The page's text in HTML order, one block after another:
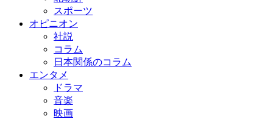
スポーツ
オピニオン
社説
コラム
日本関係のコラム
エンタメ
ドラマ
音楽
映画